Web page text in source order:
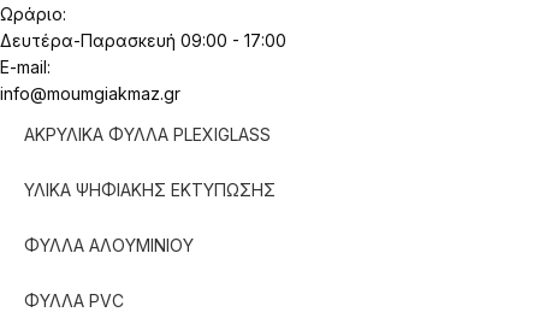
Ωράριο:
Δευτέρα-Παρασκευή 09:00 - 17:00
E-mail:
info@moumgiakmaz.gr
ΑΚΡΥΛΙΚΑ ΦΥΛΛΑ PLEXIGLASS
ΥΛΙΚΑ ΨΗΦΙΑΚΗΣ ΕΚΤΥΠΩΣΗΣ
ΦΥΛΛΑ ΑΛΟΥΜΙΝΙΟΥ
ΦΥΛΛΑ PVC